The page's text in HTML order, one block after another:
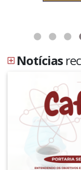
Notícias